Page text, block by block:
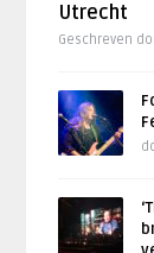
Utrecht
Geschreven